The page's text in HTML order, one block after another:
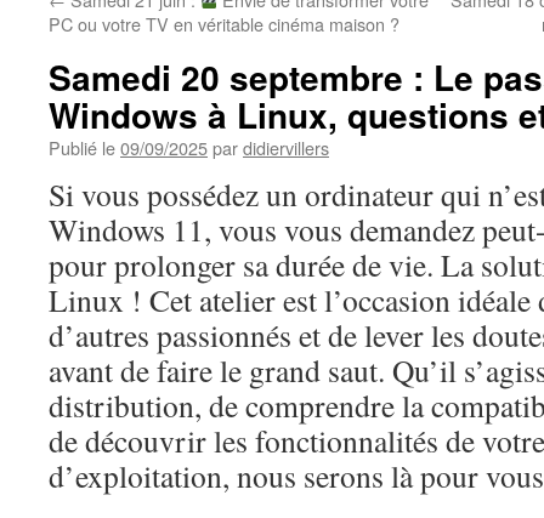
PC ou votre TV en véritable cinéma maison ?
Samedi 20 septembre : Le
Windows à Linux, questions
Publié le09/09/2025pardidiervillers
Si vous possédez un ordinateur qui
Windows 11, vous vous demandez
pour prolonger sa durée de vie. La
Linux ! Cet atelier est l’occasion idéale
d’autres passionnés et de lever les
avant de faire le grand saut. Qu’il
distribution, de comprendre la
de découvrir les fonctionnalités de
d’exploitation, nous serons là pour